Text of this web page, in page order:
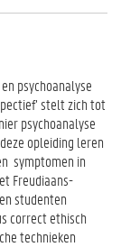
psychoanalyse
stelt zich tot
psychoanalyse
opleiding leren
symptomen in
Freudiaans-
studenten
correct ethisch
technieken